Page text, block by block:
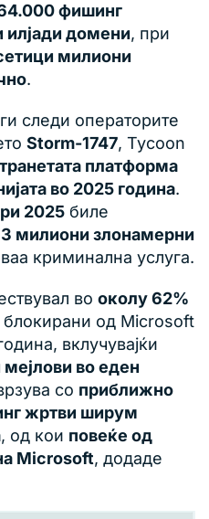
фишинг
илјади домени, при
милиони
.
следи операторите
Storm-1747, Tycoon
платформа
во 2025 година.
2025 биле
милиони злонамерни
криминална услуга.
во околу 62%
блокирани од Microsoft
вклучувајќи
во еден
со приближно
жртви ширум
, од кои повеќе од
Microsoft, додаде